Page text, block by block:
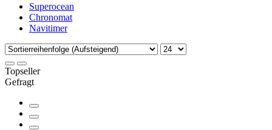
Superocean
Chronomat
Navitimer
Topseller
Gefragt